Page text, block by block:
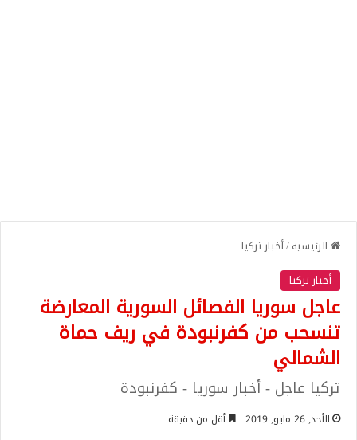
الرئيسية/أخبار تركيا
أخبار تركيا
عاجل سوريا الفصائل السورية المعارضة
تنسحب من كفرنبودة في ريف حماة
الشمالي
تركيا عاجل - أخبار سوريا - كفرنبودة
الأحد, 26 مايو, 2019 أقل من دقيقة